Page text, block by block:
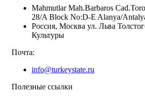
Mahmutlar Mah.Barbaros
28/A Block No:D-E Alanya/
Россия, Москва ул. Льва
Культуры
Почта:
info@turkeystate.ru
Полезные ссылки